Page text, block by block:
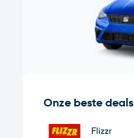
Onze beste deals
Flizzr